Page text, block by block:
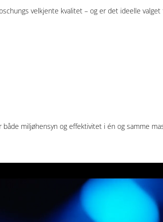
velkjente kvalitet – og er det ideelle
miljøhensyn og effektivitet i én og samme